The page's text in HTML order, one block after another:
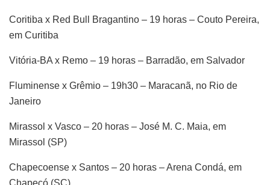
Coritiba x Red Bull Bragantino – 19 horas – Couto Pereira,
em Curitiba
Vitória-BA x Remo – 19 horas – Barradão, em Salvador
Fluminense x Grêmio – 19h30 – Maracanã, no Rio de
Janeiro
Mirassol x Vasco – 20 horas – José M. C. Maia, em
Mirassol (SP)
Chapecoense x Santos – 20 horas – Arena Condá, em
Chapecó (SC)